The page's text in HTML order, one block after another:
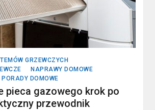
GRZEWCZYCH
NAPRAWY DOMOWE
PORADY DOMOWE
pieca gazowego krok po
przewodnik